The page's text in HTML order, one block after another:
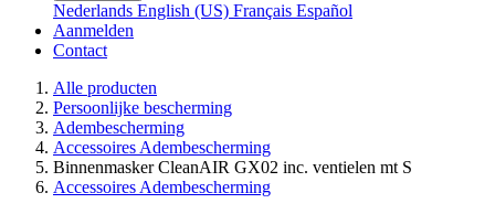
Nederlands English (US) Français Español
Aanmelden
Contact
Alle producten
Persoonlijke bescherming
Adembescherming
Accessoires Adembescherming
Binnenmasker CleanAIR GX02 inc. ventielen mt S
Accessoires Adembescherming